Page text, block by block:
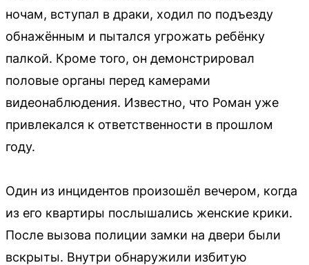
ночам, вступал в драки, ходил по подъезду
обнажённым и пытался угрожать ребёнку
палкой. Кроме того, он демонстрировал
половые органы перед камерами
видеонаблюдения. Известно, что Роман уже
привлекался к ответственности в прошлом
году.
Один из инцидентов произошёл вечером, когда
из его квартиры послышались женские крики.
После вызова полиции замки на двери были
вскрыты. Внутри обнаружили избитую